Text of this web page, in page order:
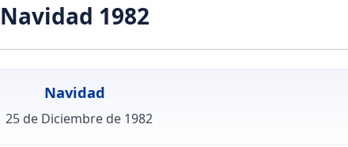
Navidad 1982
Navidad
25 de Diciembre de 1982